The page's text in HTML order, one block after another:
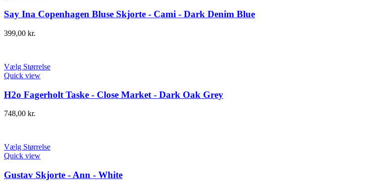
Say Ina Copenhagen Bluse Skjorte - Cami - Dark Denim Blue
399,00 kr.
Vælg Størrelse
Quick view
H2o Fagerholt Taske - Close Market - Dark Oak Grey
748,00 kr.
Vælg Størrelse
Quick view
Gustav Skjorte - Ann - White